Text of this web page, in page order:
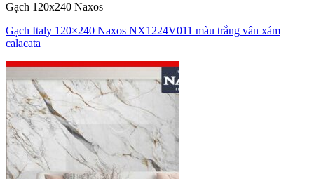
Gạch 120x240 Naxos
Gạch Italy 120×240 Naxos NX1224V011 màu trắng vân xám
calacata